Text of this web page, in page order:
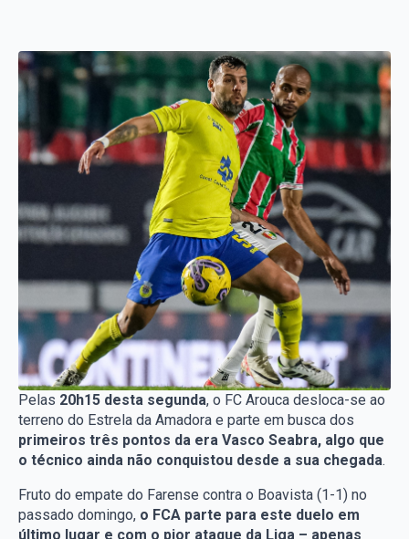
Pelas 20h15 desta segunda, o FC Arouca desloca-se ao
terreno do Estrela da Amadora e parte em busca dos
primeiros três pontos da era Vasco Seabra, algo que
o técnico ainda não conquistou desde a sua chegada.
Fruto do empate do Farense contra o Boavista (1-1) no
passado domingo, o FCA parte para este duelo em
último lugar e com o pior ataque da Liga – apenas